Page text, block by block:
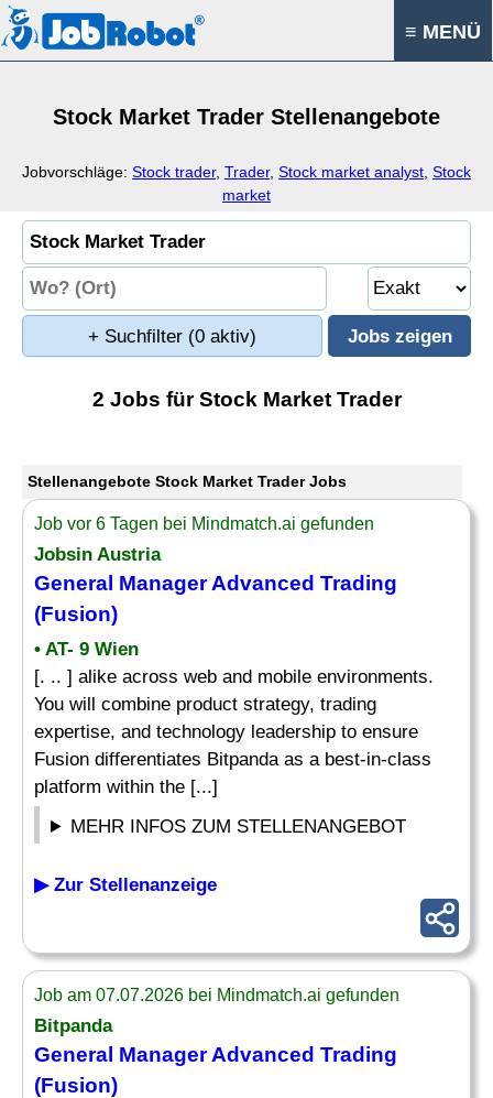
≡ MENÜ
Stock Market Trader Stellenangebote
Jobvorschläge: Stock trader, Trader, Stock market analyst Stock
market
+ Suchfilter (0 aktiv)
2 Jobs für Stock Market Trader
Stellenangebote Stock Market Trader Jobs
Job vor 6 Tagen bei Mindmatch.ai gefunden
Jobsin Austria
General Manager Advanced Trading
(Fusion)
• AT- 9 Wien
[. .. ] alike across web and mobile environments.
You will combine product strategy, trading
expertise, and technology leadership to ensure
Fusion differentiates Bitpanda as a best-in-class
platform within the [...]
MEHR INFOS ZUM STELLENANGEBOT
▶ Zur Stellenanzeige
Job am 07.07.2026 bei Mindmatch.ai gefunden
Bitpanda
General Manager Advanced Trading
(Fusion)